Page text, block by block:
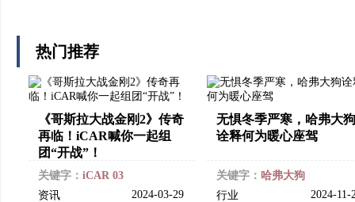
热门推荐
《哥斯拉大战金刚2》传奇
再临！iCAR喊你一起组
团“开战”！
关键字： iCAR 03
资讯
2024-03-29
无惧冬季严寒，哈弗大狗
诠释何为暖心座驾
关键字： 哈弗大狗
行业
2024-